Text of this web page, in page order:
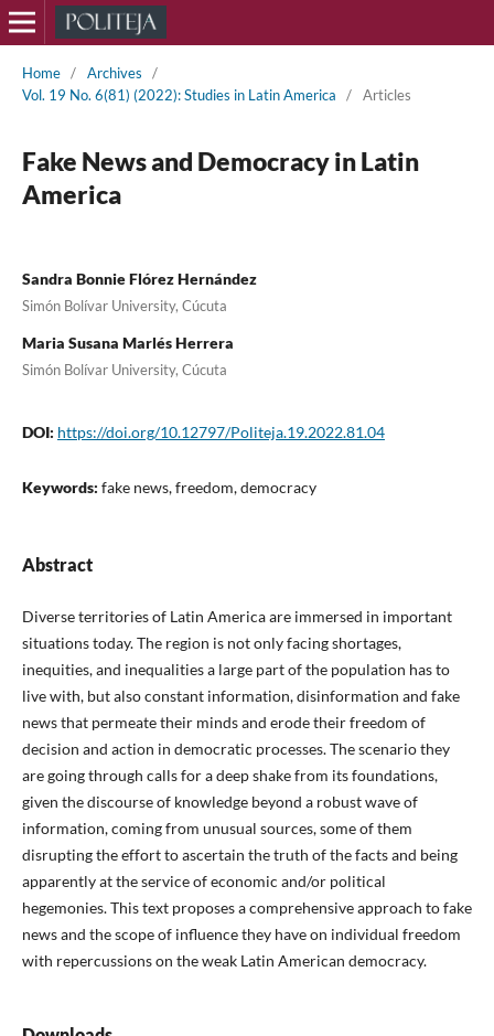
Home / Archives
/
Vol. 19 No. 6(81) (2022): Studies in Latin America
/ Articles
Fake News and Democracy in Latin
America
Sandra Bonnie Flórez Hernández
Simón Bolívar University, Cúcuta
Maria Susana Marlés Herrera
Simón Bolívar University, Cúcuta
DOI: https://doi.org/10.12797/Politeja.19.2022.81.04
Keywords: fake news, freedom, democracy
Abstract
Diverse territories of Latin America are immersed in important
situations today. The region is not only facing shortages,
inequities, and inequalities a large part of the population has to
live with, but also constant information, disinformation and fake
news that permeate their minds and erode their freedom of
decision and action in democratic processes. The scenario they
are going through calls for a deep shake from its foundations,
given the discourse of knowledge beyond a robust wave of
information, coming from unusual sources, some of them
disrupting the effort to ascertain the truth of the facts and being
apparently at the service of economic and/or political
hegemonies. This text proposes a comprehensive approach to fake
news and the scope of influence they have on individual freedom
with repercussions on the weak Latin American democracy.